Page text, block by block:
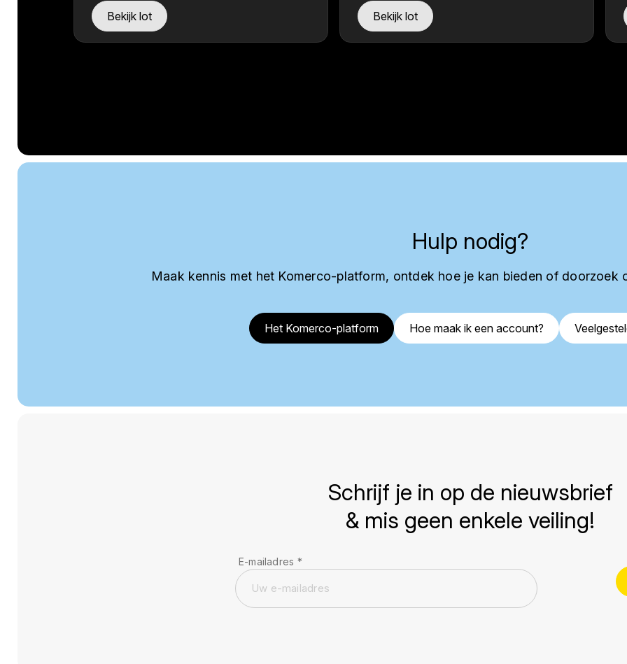
Bekijk lot Bekijk lot
Hulp nodig?
Maak kennis met het Komerco-platform, ontdek hoe je kan bieden of doorzoek
Het Komerco-platform Hoe maak ik een account?
Schrijf je in op de nieuwsbrief
& mis geen enkele veiling!
E-mailadres *